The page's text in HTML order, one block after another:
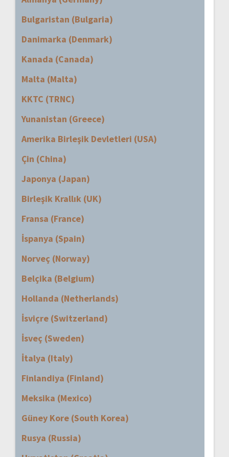
Bulgaristan (Bulgaria)
Danimarka (Denmark)
Kanada (Canada)
Malta (Malta)
KKTC (TRNC)
Yunanistan (Greece)
Amerika Birleşik Devletleri (USA)
Çin (China)
Japonya (Japan)
Birleşik Krallık (UK)
Fransa (France)
İspanya (Spain)
Norveç (Norway)
Belçika (Belgium)
Hollanda (Netherlands)
İsviçre (Switzerland)
İsveç (Sweden)
İtalya (Italy)
Finlandiya (Finland)
Meksika (Mexico)
Güney Kore (South Korea)
Rusya (Russia)